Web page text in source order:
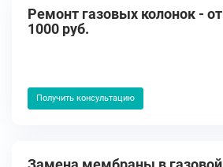
Ремонт газовых колонок - от
1000 руб.
Получить консультацию